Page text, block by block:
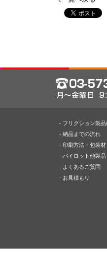
- フリクション製
- 納品までの流れ
- 印刷方法・包装材
- パイロット他製品
- よくあるご質問
- お見積もり